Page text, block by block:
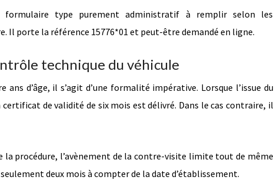
type purement administratif à remplir selon les
Il porte la référence 15776*01 et peut-être demandé en ligne.
technique du véhicule
ans d’âge, il s’agit d’une formalité impérative. Lorsque l’issue du
de validité de six mois est délivré. Dans le cas contraire, il
la procédure, l’avènement de la contre-visite limite tout de même
deux mois à compter de la date d’établissement.